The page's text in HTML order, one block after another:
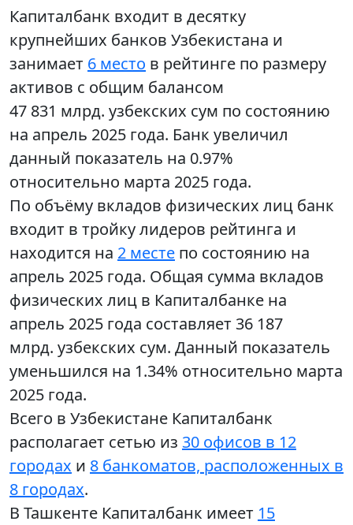
Капиталбанк входит в десятку
крупнейших банков Узбекистана и
занимает 6 место в рейтинге по размеру
активов с общим балансом
47 831 млрд. узбекских сум по состоянию
на апрель 2025 года. Банк увеличил
данный показатель на 0.97%
относительно марта 2025 года.
По объёму вкладов физических лиц банк
входит в тройку лидеров рейтинга и
находится на 2 месте по состоянию на
апрель 2025 года. Общая сумма вкладов
физических лиц в Капиталбанке на
апрель 2025 года составляет 36 187
млрд. узбекских сум. Данный показатель
уменьшился на 1.34% относительно марта
2025 года.
Всего в Узбекистане Капиталбанк
располагает сетью из 30 офисов в 12
городах и 8 банкоматов, расположенных в
8 городах.
В Ташкенте Капиталбанк имеет 15